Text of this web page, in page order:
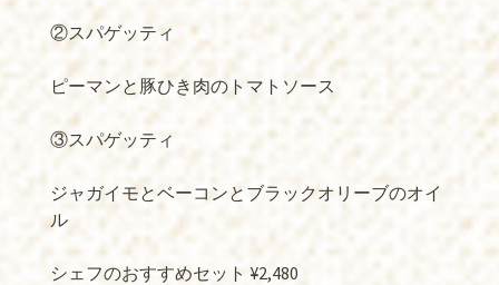
②スパゲッティ
ピーマンと豚ひき肉のトマトソース
③スパゲッティ
ジャガイモとベーコンとブラックオリーブのオイ
ル
シェフのおすすめセット ¥2,480